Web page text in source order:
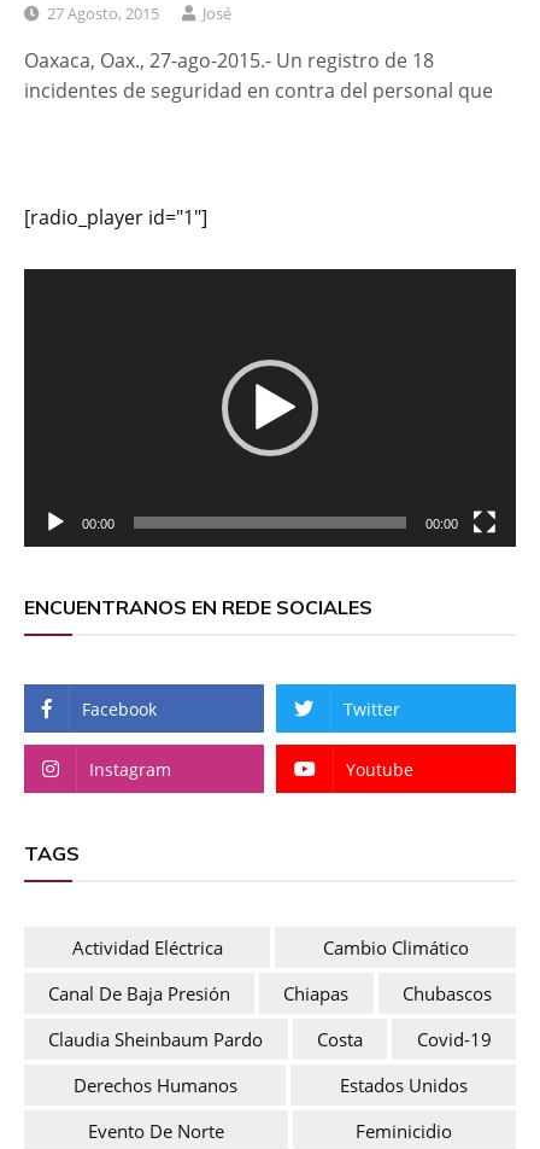
27 Agosto, 2015 José
Oaxaca, Oax., 27-ago-2015.- Un registro de 18
incidentes de seguridad en contra del personal que
[radio_player id="1"]
00:00 00:00
ENCUENTRANOS EN REDE SOCIALES
Facebook Twitter
Instagram Youtube
TAGS
Actividad Eléctrica
Cambio Climático
Canal De Baja Presión
Chiapas
Chubascos
Claudia Sheinbaum Pardo
Costa
Covid-19
Derechos Humanos
Estados Unidos
Evento De Norte
Feminicidio